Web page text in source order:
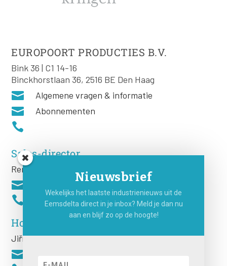
EUROPOORT PRODUCTIES B.V.
Bink 36 | C1 14-16
Binckhorstlaan 36, 2516 BE Den Haag
 Algemene vragen & informatie
 Abonnementen

Sales-director
Remco Rooij


Hoofdredacteur
JiříHartog

Nieuwsbrief
Wekelijks het laatste industrienieuws uit de
Eemsdelta direct in je inbox? Meld je dan nu
aan en blijf zo op de hoogte!